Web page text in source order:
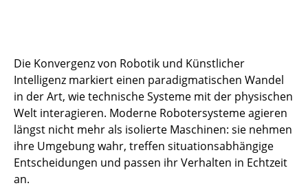
Die Konvergenz von Robotik und Künstlicher
Intelligenz markiert einen paradigmatischen Wandel
in der Art, wie technische Systeme mit der physischen
Welt interagieren. Moderne Robotersysteme agieren
längst nicht mehr als isolierte Maschinen: sie nehmen
ihre Umgebung wahr, treffen situationsabhängige
Entscheidungen und passen ihr Verhalten in Echtzeit
an.